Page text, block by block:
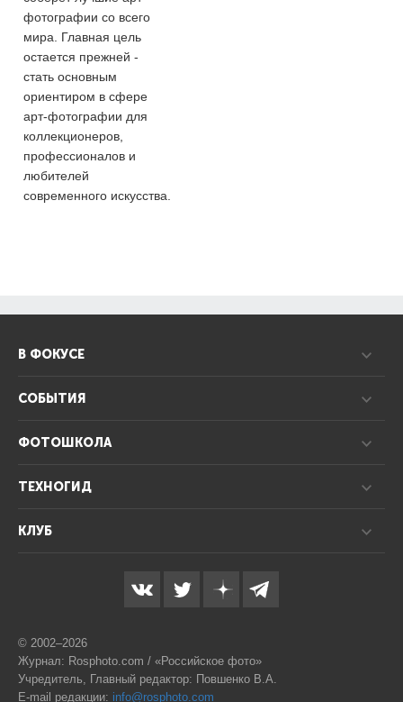
фотографии со всего
мира. Главная цель
остается прежней -
стать основным
ориентиром в сфере
арт-фотографии для
коллекционеров,
профессионалов и
любителей
современного искусства.
В ФОКУСЕ
СОБЫТИЯ
ФОТОШКОЛА
ТЕХНОГИД
КЛУБ
© 2002–2026
Журнал: Rosphoto.com / «Российское фото»
Учредитель, Главный редактор: Повшенко В.А.
E-mail редакции: info@rosphoto.com